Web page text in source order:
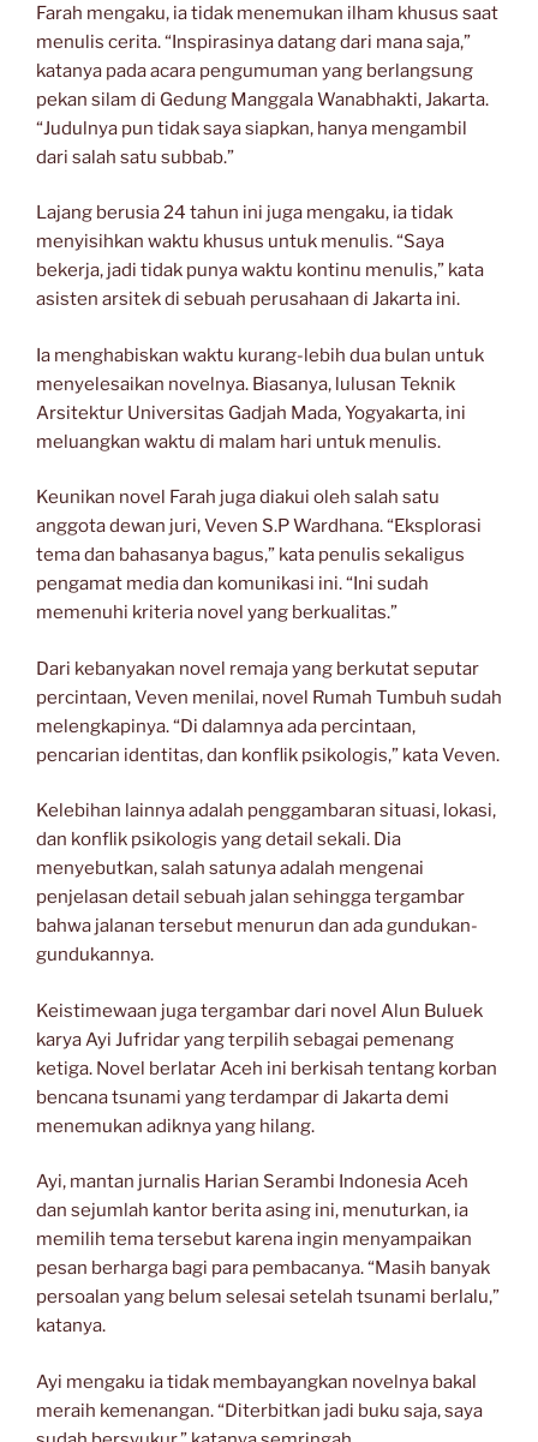
Farah mengaku, ia tidak menemukan ilham khusus saat
menulis cerita. “Inspirasinya datang dari mana saja,”
katanya pada acara pengumuman yang berlangsung
pekan silam di Gedung Manggala Wanabhakti, Jakarta.
“Judulnya pun tidak saya siapkan, hanya mengambil
dari salah satu subbab.”
Lajang berusia 24 tahun ini juga mengaku, ia tidak
menyisihkan waktu khusus untuk menulis. “Saya
bekerja, jadi tidak punya waktu kontinu menulis,” kata
asisten arsitek di sebuah perusahaan di Jakarta ini.
Ia menghabiskan waktu kurang-lebih dua bulan untuk
menyelesaikan novelnya. Biasanya, lulusan Teknik
Arsitektur Universitas Gadjah Mada, Yogyakarta, ini
meluangkan waktu di malam hari untuk menulis.
Keunikan novel Farah juga diakui oleh salah satu
anggota dewan juri, Veven S.P Wardhana. “Eksplorasi
tema dan bahasanya bagus,” kata penulis sekaligus
pengamat media dan komunikasi ini. “Ini sudah
memenuhi kriteria novel yang berkualitas.”
Dari kebanyakan novel remaja yang berkutat seputar
percintaan, Veven menilai, novel Rumah Tumbuh sudah
melengkapinya. “Di dalamnya ada percintaan,
pencarian identitas, dan konflik psikologis,” kata Veven.
Kelebihan lainnya adalah penggambaran situasi, lokasi,
dan konflik psikologis yang detail sekali. Dia
menyebutkan, salah satunya adalah mengenai
penjelasan detail sebuah jalan sehingga tergambar
bahwa jalanan tersebut menurun dan ada gundukan-
gundukannya.
Keistimewaan juga tergambar dari novel Alun Buluek
karya Ayi Jufridar yang terpilih sebagai pemenang
ketiga. Novel berlatar Aceh ini berkisah tentang korban
bencana tsunami yang terdampar di Jakarta demi
menemukan adiknya yang hilang.
Ayi, mantan jurnalis Harian Serambi Indonesia Aceh
dan sejumlah kantor berita asing ini, menuturkan, ia
memilih tema tersebut karena ingin menyampaikan
pesan berharga bagi para pembacanya. “Masih banyak
persoalan yang belum selesai setelah tsunami berlalu,”
katanya.
Ayi mengaku ia tidak membayangkan novelnya bakal
meraih kemenangan. “Diterbitkan jadi buku saja, saya